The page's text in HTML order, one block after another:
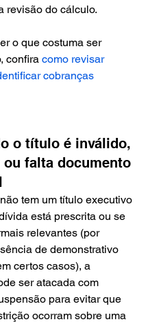
revisão do cálculo.
o que costuma ser
confira como revisar
cobranças
o título é inválido,
falta documento
tem um título executivo
está prescrita ou se
relevantes (por
de demonstrativo
certos casos), a
ser atacada com
para evitar que
ocorram sobre uma